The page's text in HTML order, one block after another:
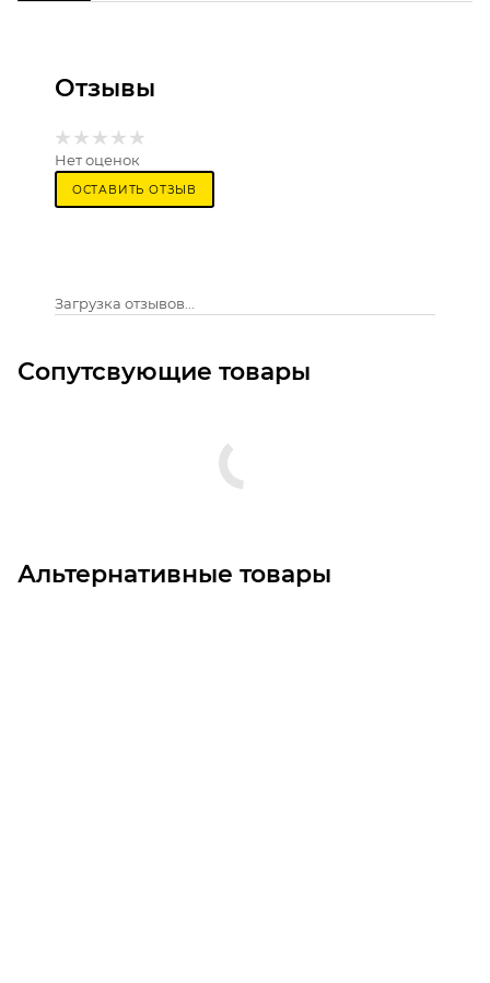
Отзывы
Нет оценок
ОСТАВИТЬ ОТЗЫВ
Загрузка отзывов...
Сопутсвующие товары
Альтернативные товары